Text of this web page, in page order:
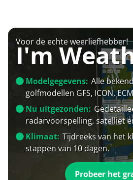
Voor de echte weerliefhebber!
I'm
Modelgegevens: Alle
golfmodellen GFS, ICON,
Nu uitgezonden:
radarvoorspelling, satelliet
Klimaat: Tijdreeks van het
stappen van 10 dagen.
Probeer het